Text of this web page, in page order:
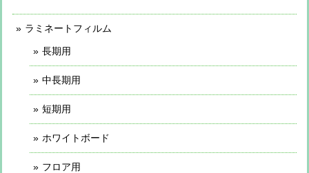
ラミネートフィルム
長期用
中長期用
短期用
ホワイトボード
フロア用